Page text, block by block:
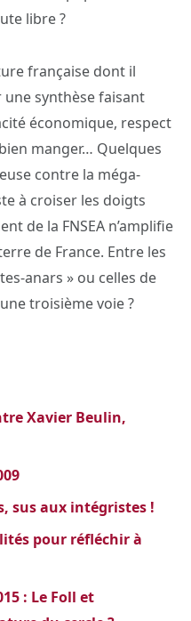
libre ?
française dont il
une synthèse faisant
économique, respect
manger… Quelques
contre la méga-
à croiser les doigts
de la FNSEA n’amplifie
de France. Entre les
anars » ou celles de
troisième voie ?
Xavier Beulin,
sus aux intégristes !
pour réfléchir à
: Le Foll et